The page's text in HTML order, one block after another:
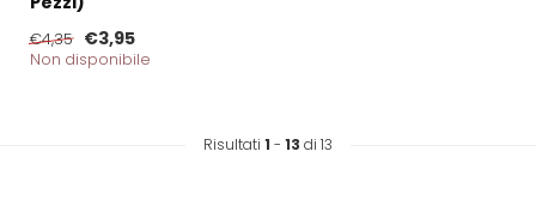
€4,35 €3,95
Non disponibile
Risultati 1 - 13 di 13